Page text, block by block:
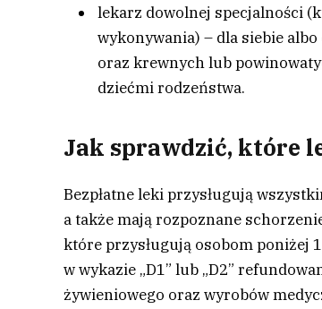
lekarz dowolnej specjalności
wykonywania) – dla siebie
oraz krewnych lub
dziećmi rodzeństwa.
Jak sprawdzić, które
Bezpłatne leki przysługują
a także mają rozpoznane
które przysługują osobom poniżej
w wykazie „D1” lub „D2”
żywieniowego oraz wyrobów